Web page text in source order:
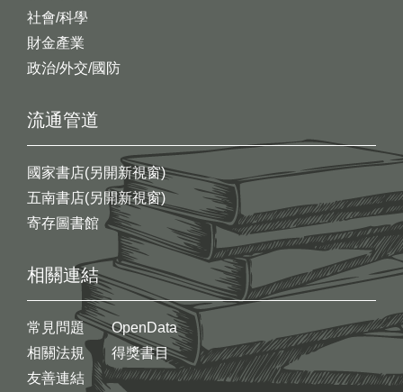
社會/科學
財金產業
政治/外交/國防
流通管道
國家書店(另開新視窗)
五南書店(另開新視窗)
寄存圖書館
相關連結
常見問題
相關法規
友善連結
OpenData
得獎書目